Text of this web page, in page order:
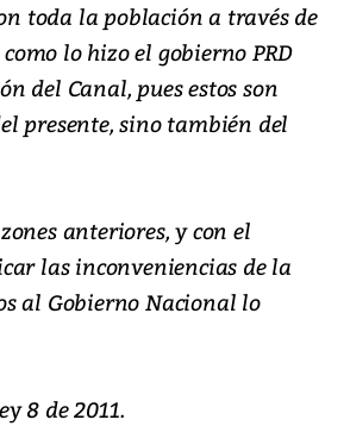
toda la población a través de
lo hizo el gobierno PRD
del Canal, pues estos son
presente, sino también del
anteriores, y con el
las inconveniencias de la
al Gobierno Nacional lo
8 de 2011.